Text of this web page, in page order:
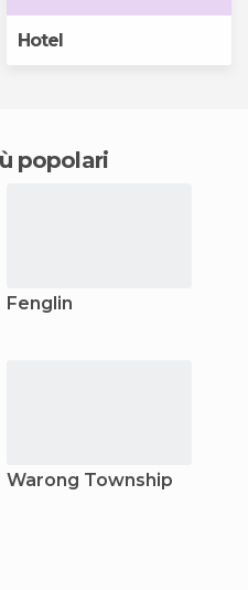
Hotel
popolari
Fenglin
Warong Township